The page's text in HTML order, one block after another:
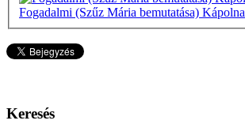
Fogadalmi (Szűz Mária bemutatása) Kápolna
Keresés